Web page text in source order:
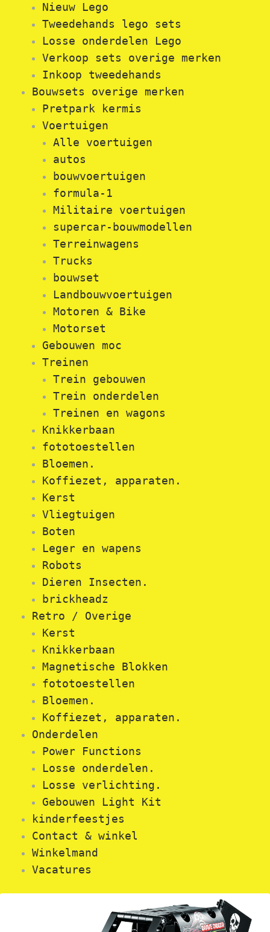
Nieuw Lego
Tweedehands lego sets
Losse onderdelen Lego
Verkoop sets overige merken
Inkoop tweedehands
Bouwsets overige merken
Pretpark kermis
Voertuigen
Alle voertuigen
autos
bouwvoertuigen
formula-1
Militaire voertuigen
supercar-bouwmodellen
Terreinwagens
Trucks
bouwset
Landbouwvoertuigen
Motoren & Bike
Motorset
Gebouwen moc
Treinen
Trein gebouwen
Trein onderdelen
Treinen en wagons
Knikkerbaan
fototoestellen
Bloemen.
Koffiezet, apparaten.
Kerst
Vliegtuigen
Boten
Leger en wapens
Robots
Dieren Insecten.
brickheadz
Retro / Overige
Kerst
Knikkerbaan
Magnetische Blokken
fototoestellen
Bloemen.
Koffiezet, apparaten.
Onderdelen
Power Functions
Losse onderdelen.
Losse verlichting.
Gebouwen Light Kit
kinderfeestjes
Contact & winkel
Winkelmand
Vacatures